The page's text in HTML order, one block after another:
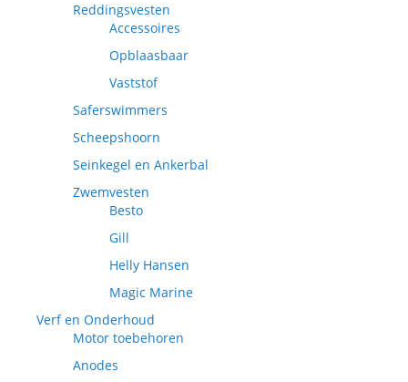
Reddingsvesten
Accessoires
Opblaasbaar
Vaststof
Saferswimmers
Scheepshoorn
Seinkegel en Ankerbal
Zwemvesten
Besto
Gill
Helly Hansen
Magic Marine
Verf en Onderhoud
Motor toebehoren
Anodes